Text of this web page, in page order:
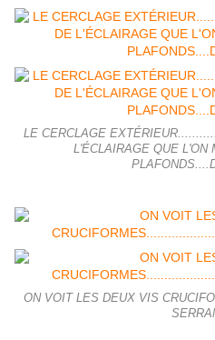
LE CERCLAGE
L'ÉCLAIRAGE QUE L'ON
ON VOIT LES DEUX VIS